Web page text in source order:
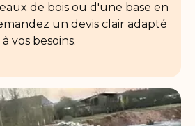
de bois ou d'une base en
un devis clair adapté
à vos besoins.